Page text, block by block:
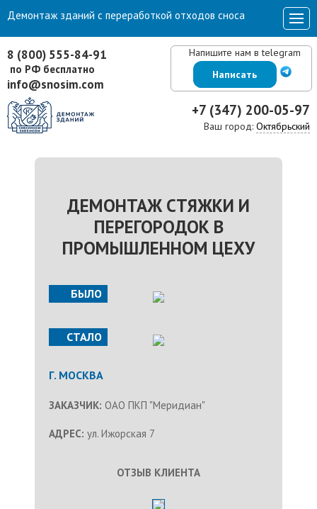
8 (800) 555-84-91
по РФ бесплатно
info@snosim.com
Напишите нам в telegram
Написать
+7 (347) 200-05-97
Ваш город: Октябрьский
Демонтаж зданий с переработкой отходов сноса
ДЕМОНТАЖ СТЯЖКИ И
ПЕРЕГОРОДОК В
ПРОМЫШЛЕННОМ ЦЕХУ
БЫЛО
СТАЛО
Г. МОСКВА
ЗАКАЗЧИК: ОАО ПКП "Меридиан"
АДРЕС: ул. Ижорская 7
ОТЗЫВ КЛИЕНТА